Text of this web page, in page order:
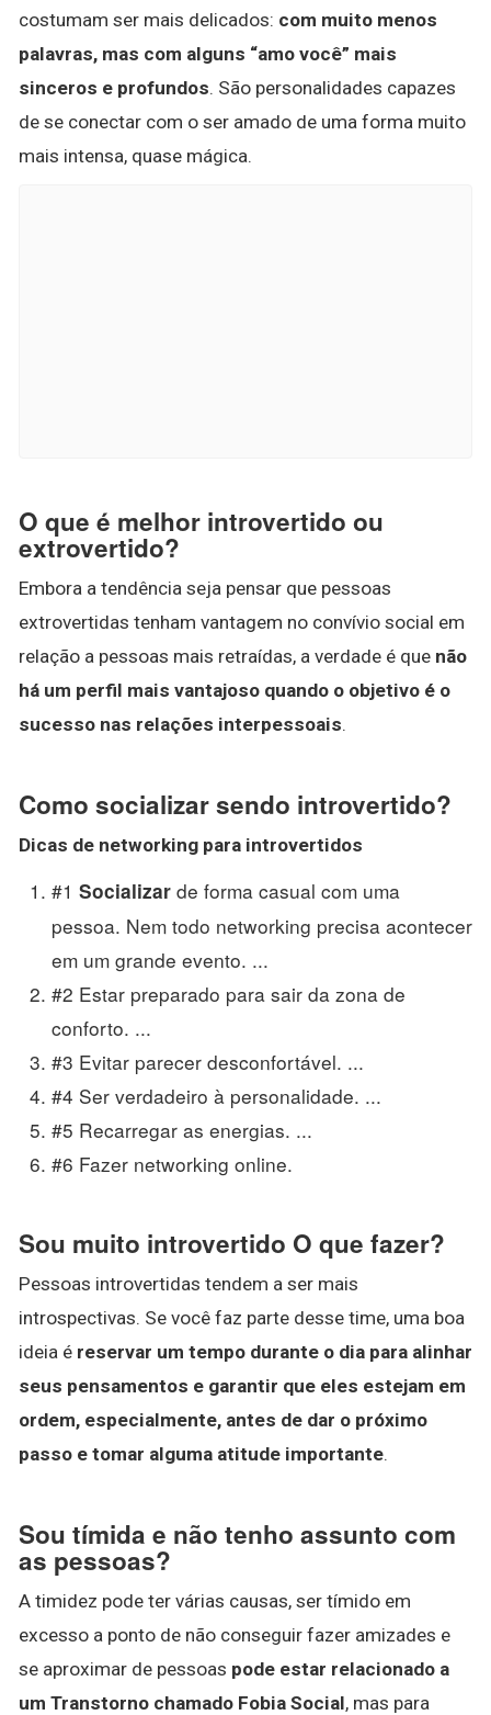
costumam ser mais delicados: com muito menos
palavras, mas com alguns “amo você” mais
sinceros e profundos. São personalidades capazes
de se conectar com o ser amado de uma forma muito
mais intensa, quase mágica.
O que é melhor introvertido ou
extrovertido?
Embora a tendência seja pensar que pessoas
extrovertidas tenham vantagem no convívio social em
relação a pessoas mais retraídas, a verdade é que não
há um perfil mais vantajoso quando o objetivo é o
sucesso nas relações interpessoais.
Como socializar sendo introvertido?
Dicas de networking para introvertidos
#1 Socializar de forma casual com uma
pessoa. Nem todo networking precisa acontecer
em um grande evento. ...
#2 Estar preparado para sair da zona de
conforto. ...
#3 Evitar parecer desconfortável. ...
#4 Ser verdadeiro à personalidade. ...
#5 Recarregar as energias. ...
#6 Fazer networking online.
Sou muito introvertido O que fazer?
Pessoas introvertidas tendem a ser mais
introspectivas. Se você faz parte desse time, uma boa
ideia é reservar um tempo durante o dia para alinhar
seus pensamentos e garantir que eles estejam em
ordem, especialmente, antes de dar o próximo
passo e tomar alguma atitude importante.
Sou tímida e não tenho assunto com
as pessoas?
A timidez pode ter várias causas, ser tímido em
excesso a ponto de não conseguir fazer amizades e
se aproximar de pessoas pode estar relacionado a
um Transtorno chamado Fobia Social, mas para